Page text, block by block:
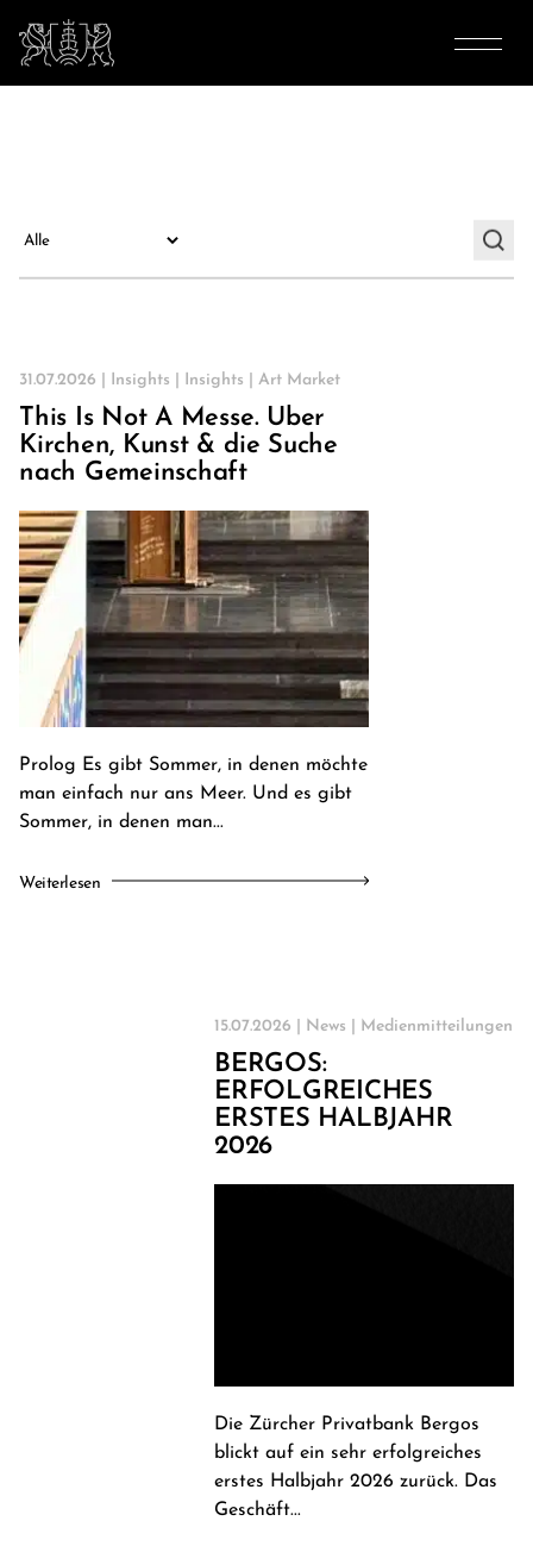
E-Banking Log-In
Language: En
31.07.2026 | Insights Insights Art Market
This Is Not A Messe. Über
Kirchen, Kunst & die Suche
nach Gemeinschaft
Prolog Es gibt Sommer, in denen möchte
man einfach nur ans Meer. Und es gibt
Sommer, in denen man...
Weiterlesen
15.07.2026 | News Medienmitteilungen
BERGOS:
ERFOLGREICHES
ERSTES HALBJAHR
2026
Die Zürcher Privatbank Bergos
blickt auf ein sehr erfolgreiches
erstes Halbjahr 2026 zurück. Das
Geschäft...